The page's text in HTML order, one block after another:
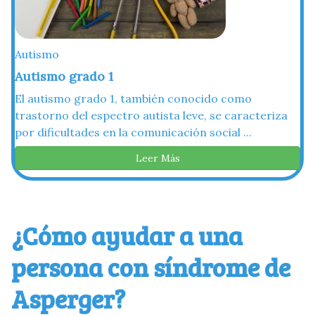
Autismo
Autismo grado 1
El autismo grado 1, también conocido como
trastorno del espectro autista leve, se caracteriza
por dificultades en la comunicación social ...
Leer Más
¿Cómo ayudar a una
persona con síndrome de
Asperger?